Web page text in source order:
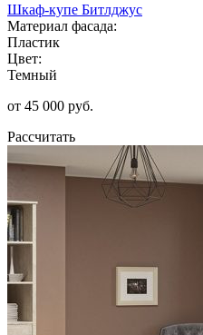
Шкаф-купе Битлджус
Материал фасада:
Пластик
Цвет:
Темный
от 45 000 руб.
Рассчитать